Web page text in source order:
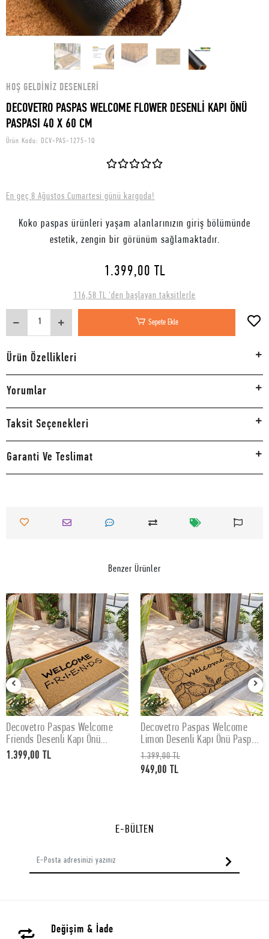
HOŞ GELDINIZ DESENLERI
DECOVETRO PASPAS WELCOME FLOWER DESENLİ KAPI ÖNÜ
PASPASI 40 X 60 CM
Ürün Kodu: DCV-PAS-1275-1Q
En geç 8 Ağustos Cumartesi günü kargoda!
Koko paspas ürünleri yaşam alanlarınızın giriş bölümünde
estetik, zengin bir görünüm sağlamaktadır.
1.399,00 TL
116,58 TL 'den başlayan taksitlerle
Sepete Ekle
Ürün Özellikleri
Yorumlar
Taksit Seçenekleri
Garanti Ve Teslimat
Benzer Ürünler
SEPETE EKLE
Decovetro Paspas Welcome
Friends Desenli Kapı Önü
Paspası 40 x 60 cm
1.399,00 TL
SEPETE EKLE
Decovetro Paspas Welcome
Limon Desenli Kapı Önü Paspası
40 x 60 cm
1.399,00 TL
949,00 TL
E-BÜLTEN
Değişim & İade